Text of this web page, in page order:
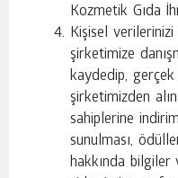
Kozmetik Gıda
Kişisel
şirketimize
kaydedip,
şirketimizden
sahiplerine
sunulması,
hakkında bilgiler